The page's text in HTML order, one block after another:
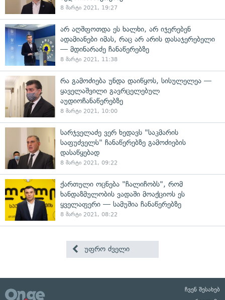
8 მარტი 2021, 19:27
არ აღშფოთდა ეს ხალხი, არ იჯერებენ
ადამიანები იმას, რაც არ არის დასაჯერებელი
— მდინარაძე ჩანაწერებზე
8 მარტი 2021, 11:38
რა გამოძიება უნდა დაიწყოს, სისულელეა —
ყაველაშვილი გავრცელებულ
აუდიოჩანაწერებზე
8 მარტი 2021, 10:00
სარჯველაძე ვერ ხედავს "საკმარის
საფუძველს" ჩანაწერებზე გამოძიების
დასაწყებად
8 მარტი 2021, 09:22
ქართული ოცნება "ჩალიჩობს", რომ
ხანდაზმულობის ვადაში მოაქციოს ეს
ყველაფერი — სამუშია ჩანაწერებზე
8 მარტი 2021, 08:22
უფრო ძველი
ჩვენ შესახებ